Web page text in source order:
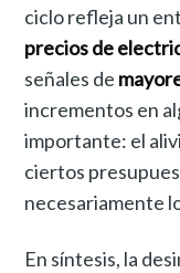
ciclo refleja un
precios de
señales de
incrementos en
importante: el
ciertos
necesariamente
En síntesis, la